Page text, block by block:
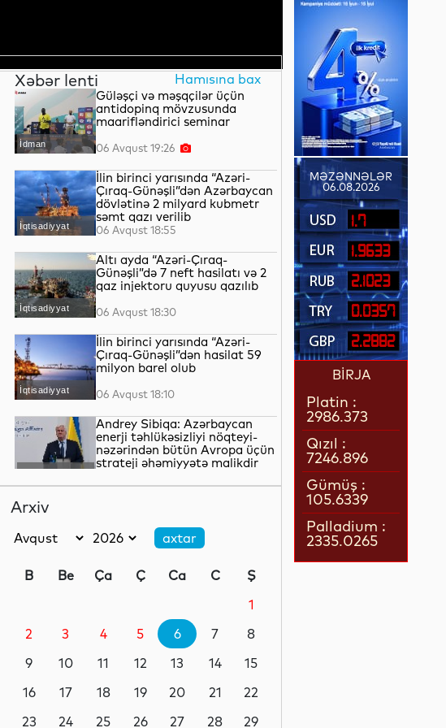
Xəbər lenti Hamısına bax
İdman
Güləşçi və məşqçilər üçün
antidopinq mövzusunda
maarifləndirici seminar
06 Avqust 19:26
İqtisadiyyat
İlin birinci yarısında “Azəri-
Çıraq-Günəşli”dən Azərbaycan
dövlətinə 2 milyard kubmetr
səmt qazı verilib
06 Avqust 18:55
İqtisadiyyat
Altı ayda “Azəri-Çıraq-
Günəşli”də 7 neft hasilatı və 2
qaz injektoru quyusu qazılıb
06 Avqust 18:30
İqtisadiyyat
İlin birinci yarısında “Azəri-
Çıraq-Günəşli”dən hasilat 59
milyon barel olub
06 Avqust 18:10
Siyasət
Andrey Sibiqa: Azərbaycan
enerji təhlükəsizliyi nöqteyi-
nəzərindən bütün Avropa üçün
strateji əhəmiyyətə malikdir
Elm
Akademiyası süni intellekti
vasitəsi kimi tətbiq edir
06 Avqust 17:27
Dünya
İsrail ordusu yenidən Livanın
06 Avqust 17:05
Arxiv
B Be Ça Ç Ca C
Ş
1
2
3 4 5 6 7
8
9
10 11 12 13 14
15
16
17 18 19 20 21
22
23
24 25 26 27 28
29
MƏZƏNNƏLƏR
06.08.2026
1.7
1.9633
2.1023
0.0357
2.2882
BİRJA
Platin :
2986.373
Qızıl :
7246.896
Gümüş :
105.6339
Palladium :
2335.0265